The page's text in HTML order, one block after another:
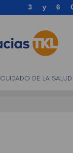
3 y 6
CUIDADO DE LA SALUD